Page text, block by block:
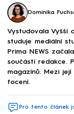
Dominika
Vystudovala Vyšší
studuje mediální
Prima NEWS
součástí redakce.
magazínů. Mezi
focení.
Pro tento článek